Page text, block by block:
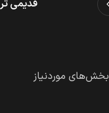
قدیمی تر
بخش‌های موردنیاز